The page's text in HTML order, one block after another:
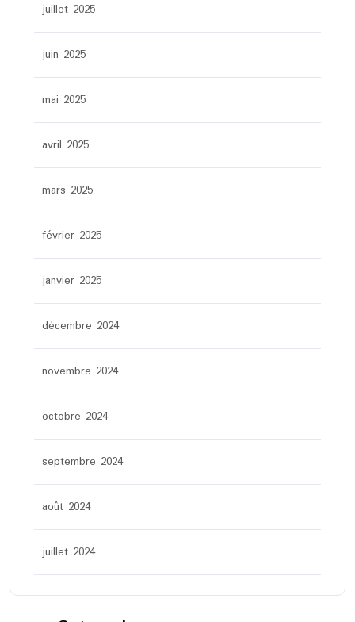
juillet 2025
juin 2025
mai 2025
avril 2025
mars 2025
février 2025
janvier 2025
décembre 2024
novembre 2024
octobre 2024
septembre 2024
août 2024
juillet 2024